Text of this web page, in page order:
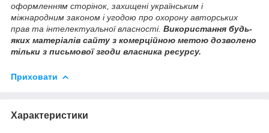
оформленням сторінок, захищені українським і
міжнародним законом і угодою про охорону авторських
прав та інтелектуальної власності. Використання будь-
яких матеріалів сайту з комерційною метою дозволено
тільки з письмової згоди власника ресурсу.
Приховати
Характеристики